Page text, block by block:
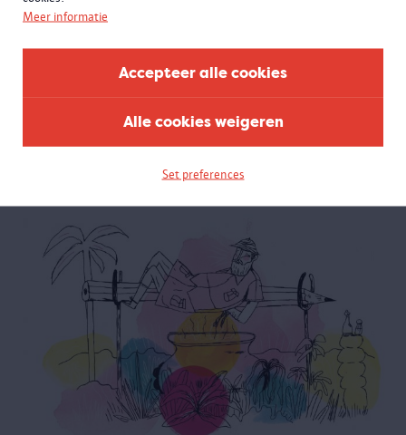
Meer informatie
Accepteer alle cookies
Alle cookies weigeren
Set preferences
Maak je eigen hoorspel
eigen script, onder begeleiding van professionele begeleiders. Voor
kinderen van 2e en 3e graad LO.